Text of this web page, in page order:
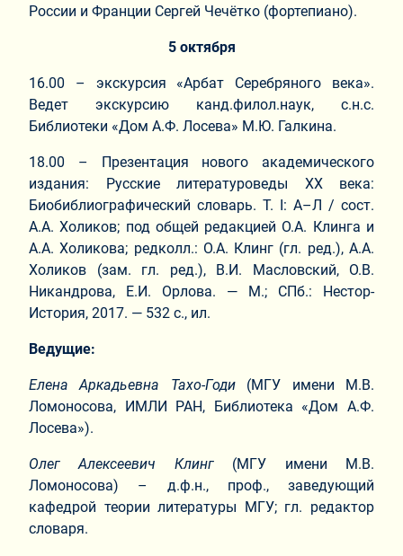
России и Франции Сергей Чечётко (фортепиано).
5 октября
16.00 – экскурсия «Арбат Серебряного века».
Ведет экскурсию канд.филол.наук, с.н.с.
Библиотеки «Дом А.Ф. Лосева» М.Ю. Галкина.
18.00 – Презентация нового академического
издания: Русские литературоведы ХХ века:
Биобиблиографический словарь. Т. I: А–Л / сост.
А.А. Холиков; под общей редакцией О.А. Клинга и
А.А. Холикова; редколл.: О.А. Клинг (гл. ред.), А.А.
Холиков (зам. гл. ред.), В.И. Масловский, О.В.
Никандрова, Е.И. Орлова. — М.; СПб.: Нестор-
История, 2017. — 532 с., ил.
Ведущие:
Елена Аркадьевна Тахо-Годи(МГУ имени М.В.
Ломоносова, ИМЛИ РАН, Библиотека «Дом А.Ф.
Лосева»).
Олег Алексеевич Клинг(МГУ имени М.В.
Ломоносова) – д.ф.н., проф., заведующий
кафедрой теории литературы МГУ; гл. редактор
словаря.